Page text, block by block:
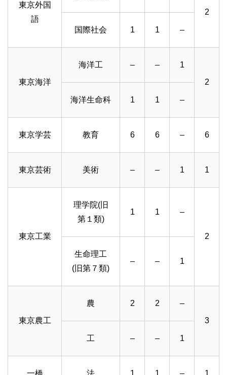
東京外国
語
2
国際社会 1 1 –
東京海洋
海洋工 – –
1
2
海洋生命科 1 1 –
東京学芸 教育 6 6 – 6
東京芸術 美術 – – 1 1
東京工業
理学院(旧
第１類)
1 1 –
2
生命理工
(旧第７類)
– – 1
東京農工
農 2 2
–
3
工 – – 1